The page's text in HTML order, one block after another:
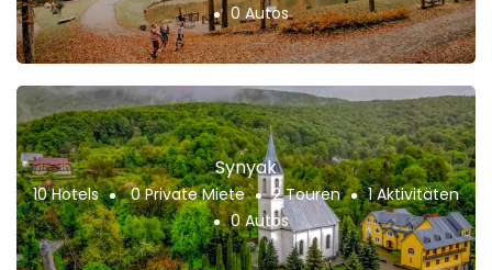
0 Autos
Synyak
10 Hotels 0 Private Miete 2 Touren
1 Aktivitäten
0 Autos